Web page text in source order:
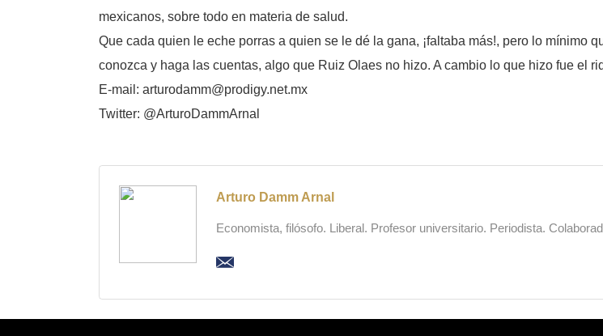
mexicanos, sobre todo en materia de salud.
Que cada quien le eche porras a quien se le dé la gana, ¡faltaba más!, pero lo mínimo
conozca y haga las cuentas, algo que Ruiz Olaes no hizo. A cambio lo que hizo fue el
E-mail: arturodamm@prodigy.net.mx
Twitter: @ArturoDammArnal
Arturo Damm Arnal
Economista, filósofo. Liberal. Profesor universitario. Periodista.